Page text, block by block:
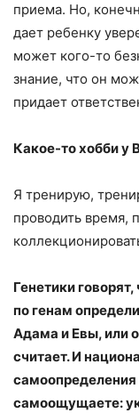
приема. Но,
дает ребенку
может кого-то
знание, что он
придает
Какое-то хобби у
Я тренирую,
проводить время,
Генетики
по генам
Адама и Евы, или
считает. И
самоощущаете: